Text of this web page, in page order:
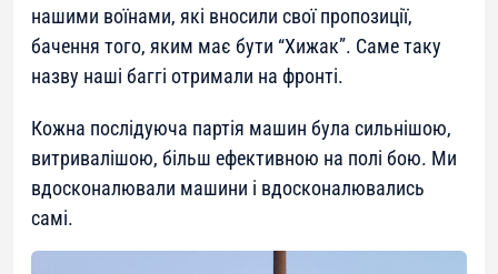
нашими воїнами, які вносили свої пропозиції,
бачення того, яким має бути “Хижак”. Саме таку
назву наші баггі отримали на фронті.
Кожна послідуюча партія машин була сильнішою,
витривалішою, більш ефективною на полі бою. Ми
вдосконалювали машини і вдосконалювались
самі.